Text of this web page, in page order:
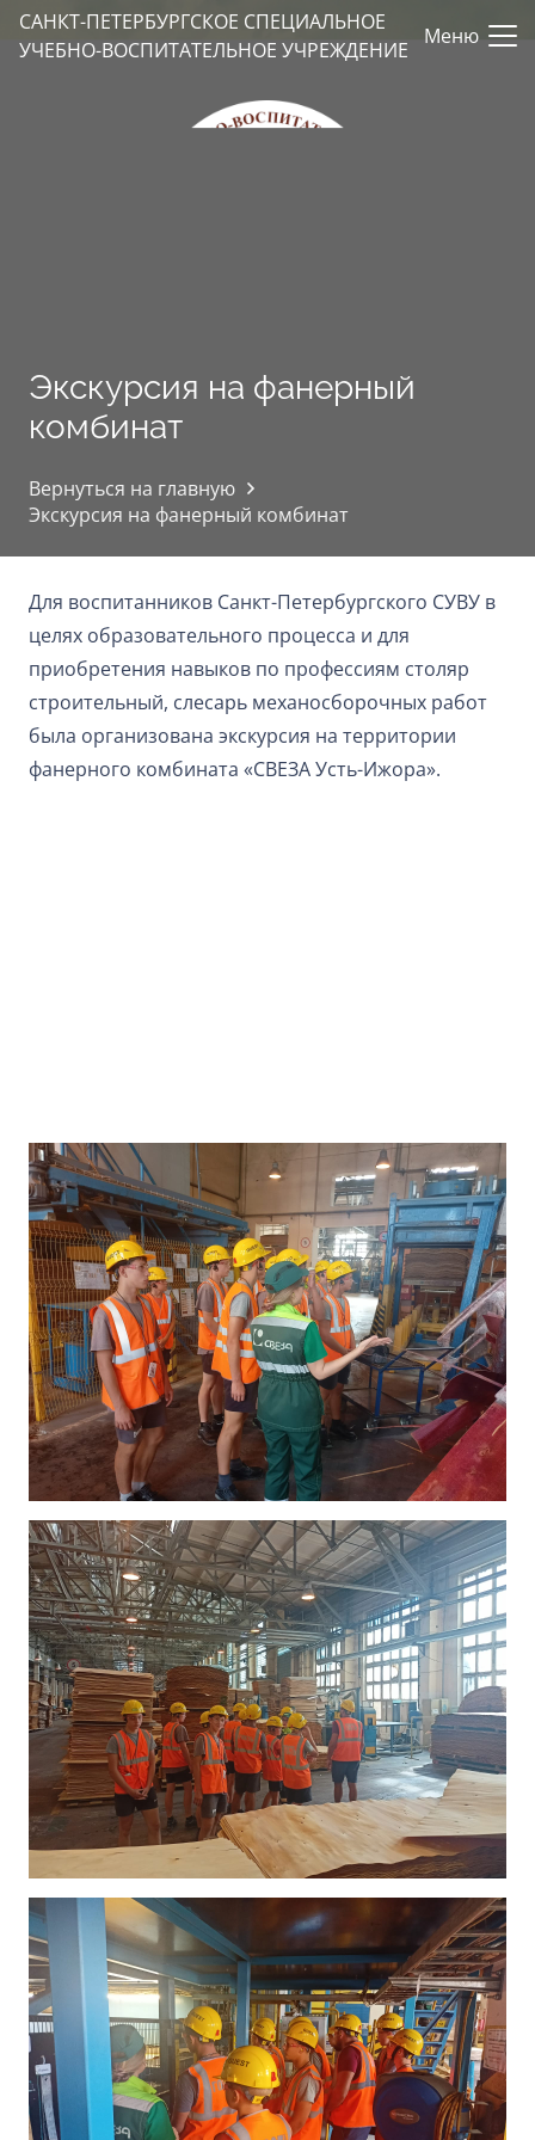
САНКТ-ПЕТЕРБУРГСКОЕ СПЕЦИАЛЬНОЕ
УЧЕБНО-ВОСПИТАТЕЛЬНОЕ УЧРЕЖДЕНИЕ
Меню
Экскурсия на фанерный
комбинат
Вернуться на главную
Экскурсия на фанерный комбинат
Для воспитанников Санкт-Петербургского СУВУ в
целях образовательного процесса и для
приобретения навыков по профессиям столяр
строительный, слесарь механосборочных работ
была организована экскурсия на территории
фанерного комбината «СВЕЗА Усть-Ижора».